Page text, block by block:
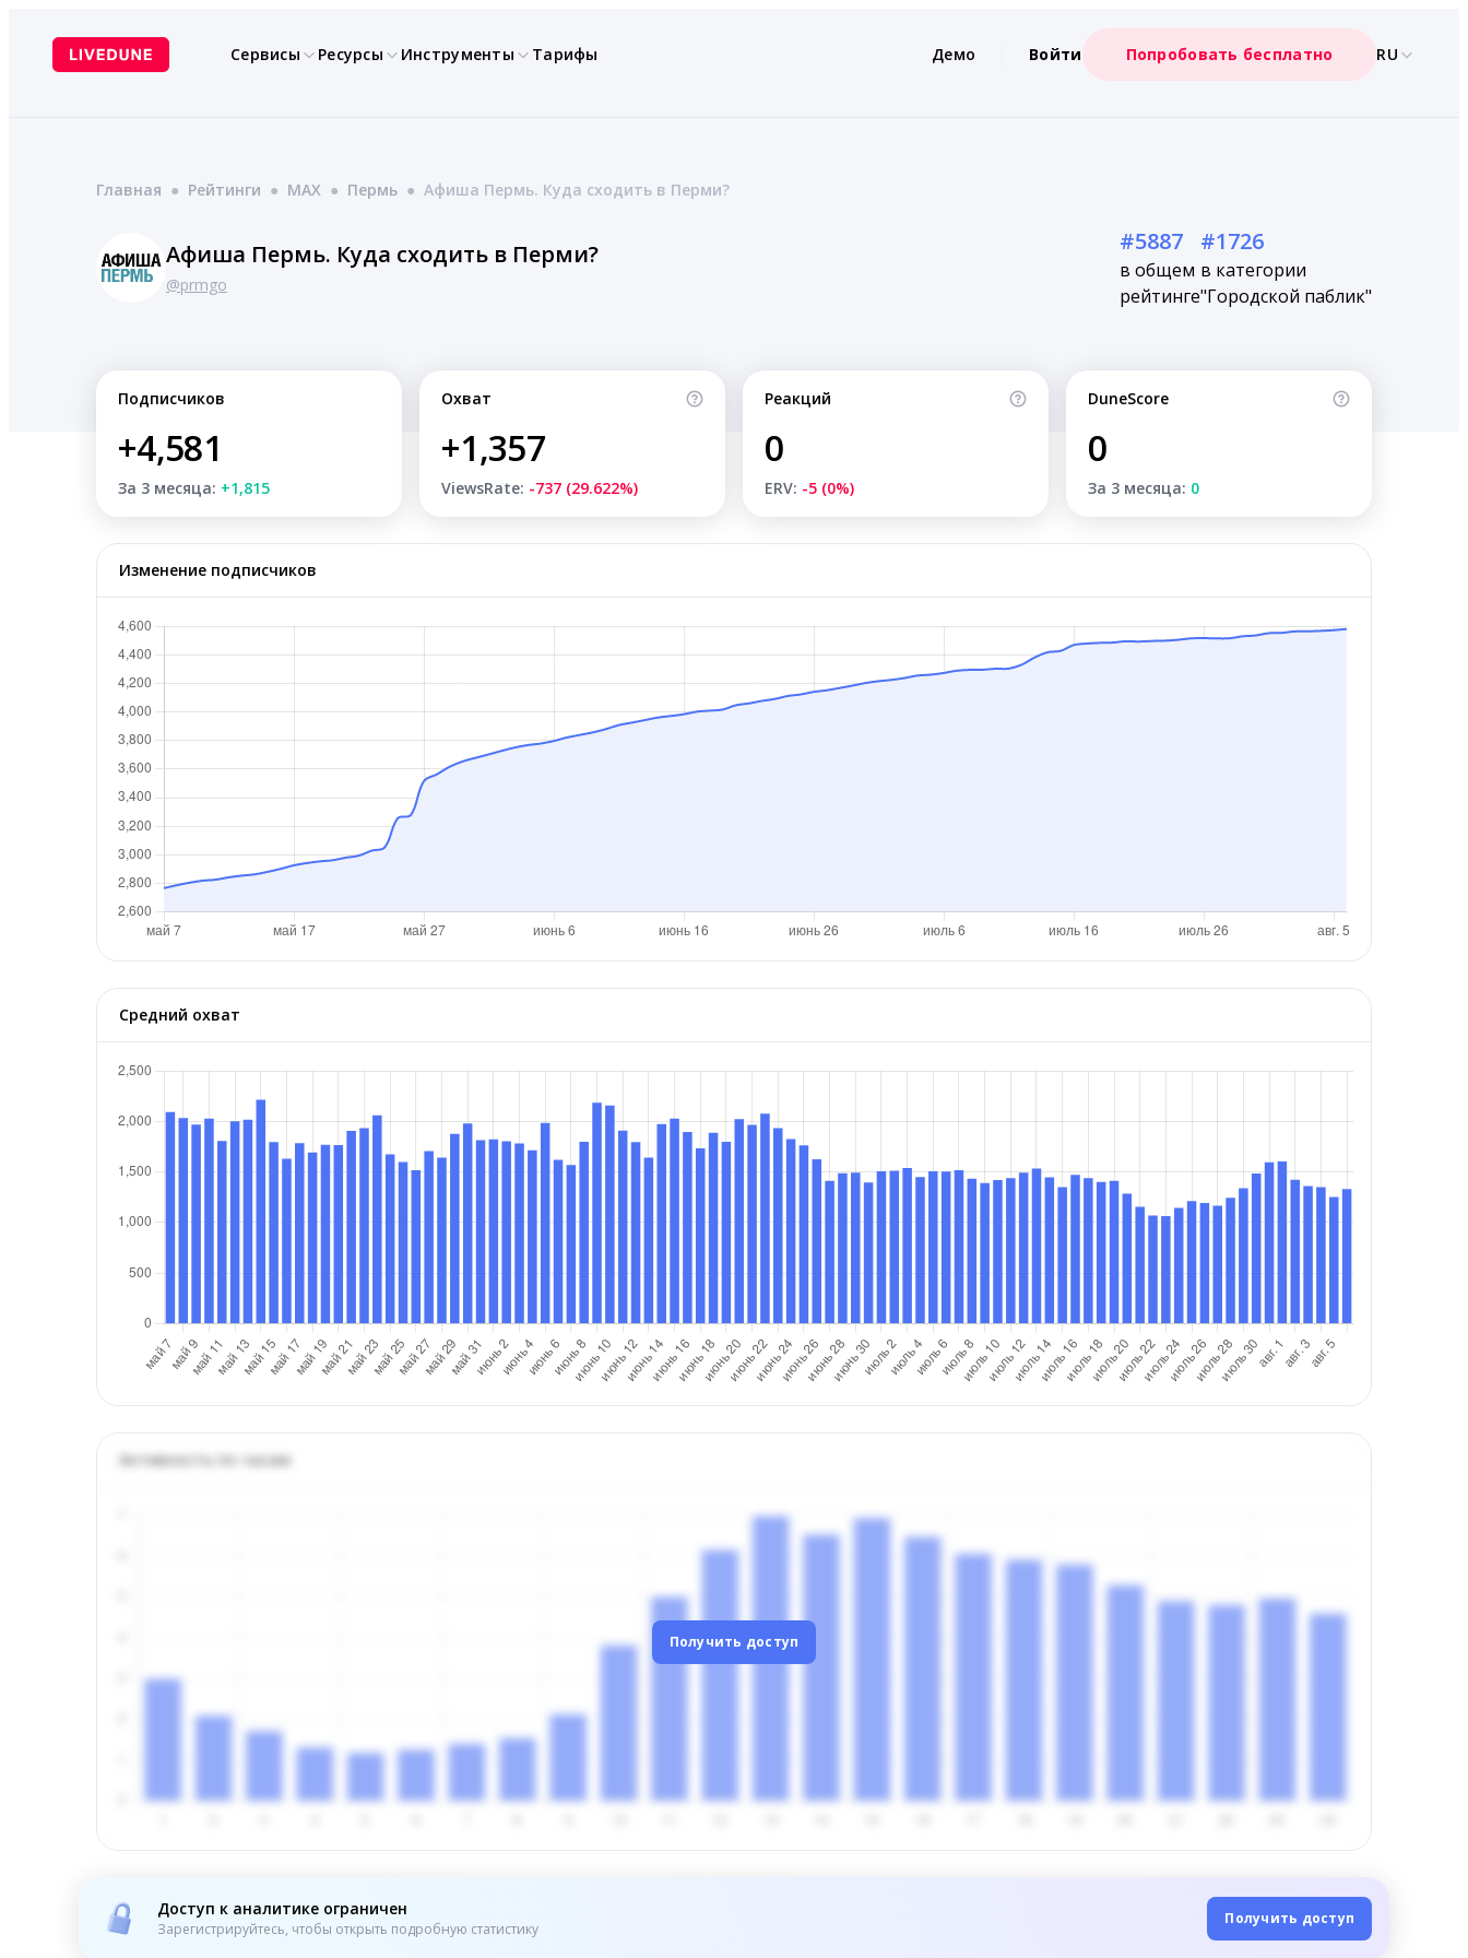
содержимому
Сервисы Ресурсы Инструменты Тарифы Демо Войти Попробовать бесплатно RU
Главная ● Рейтинги ● MAX ● Пермь ● Афиша Пермь. Куда сходить в Перми?
Афиша Пермь. Куда сходить в Перми?
@prmgo
#5887
в общем
рейтинге
#1726
в категории
"Городской паблик"
Подписчиков
+4,581
За 3 месяца: +1,815
Охват
+1,357
ViewsRate: -737 (29.622%)
Реакций
0
ERV: -5 (0%)
DuneScore
0
За 3 месяца: 0
Изменение подписчиков
Средний охват
Активность по часам
Получить доступ
Доступ к аналитике ограничен
Зарегистрируйтесь, чтобы открыть подробную статистику
Получить доступ